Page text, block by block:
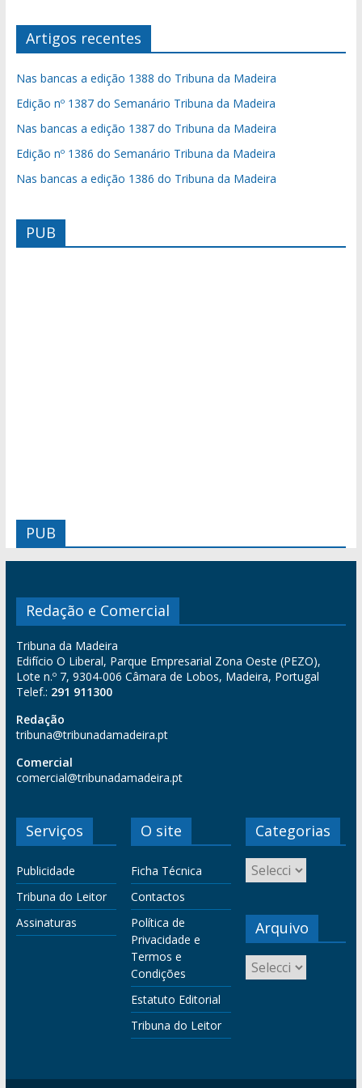
Artigos recentes
Nas bancas a edição 1388 do Tribuna da Madeira
Edição nº 1387 do Semanário Tribuna da Madeira
Nas bancas a edição 1387 do Tribuna da Madeira
Edição nº 1386 do Semanário Tribuna da Madeira
Nas bancas a edição 1386 do Tribuna da Madeira
PUB
PUB
Redação e Comercial
Tribuna da Madeira
Edifício O Liberal, Parque Empresarial Zona Oeste (PEZO),
Lote n.º 7, 9304-006 Câmara de Lobos, Madeira, Portugal
Telef.: 291 911300
Redação
tribuna@tribunadamadeira.pt
Comercial
comercial@tribunadamadeira.pt
Serviços
Publicidade
Tribuna do Leitor
Assinaturas
O site
Ficha Técnica
Contactos
Política de
Privacidade e
Termos e
Condições
Estatuto Editorial
Tribuna do Leitor
Categorias
Arquivo